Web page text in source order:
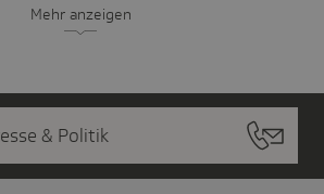
Mehr anzeigen
& Politik